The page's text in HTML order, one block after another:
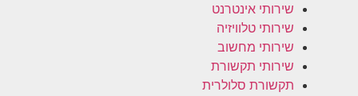
שירותי אינטרנט
שירותי טלוויזיה
שירותי מחשוב
שירותי תקשורת
תקשורת סלולרית